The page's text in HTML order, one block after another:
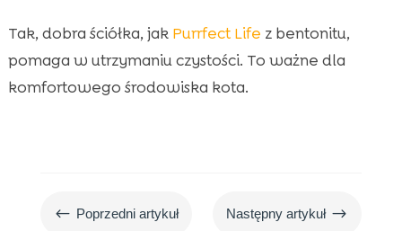
Tak, dobra ściółka, jak Purrfect Life z bentonitu,
pomaga w utrzymaniu czystości. To ważne dla
komfortowego środowiska kota.
# Poprzedni artykuł Następny artykuł $